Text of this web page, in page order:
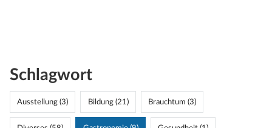
Schlagwort
Ausstellung (3) Bildung (21) Brauchtum (3)